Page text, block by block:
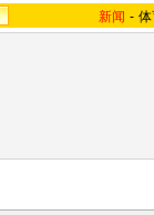
新闻 -